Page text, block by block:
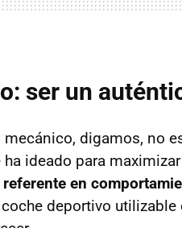
ser un
mecánico, digamos, no
ideado para
referente en
deportivo